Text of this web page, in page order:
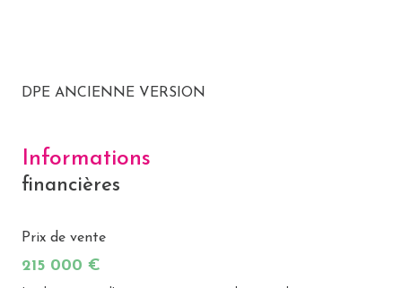
DPE ANCIENNE VERSION
Informations
financières
Prix de vente
215 000 €